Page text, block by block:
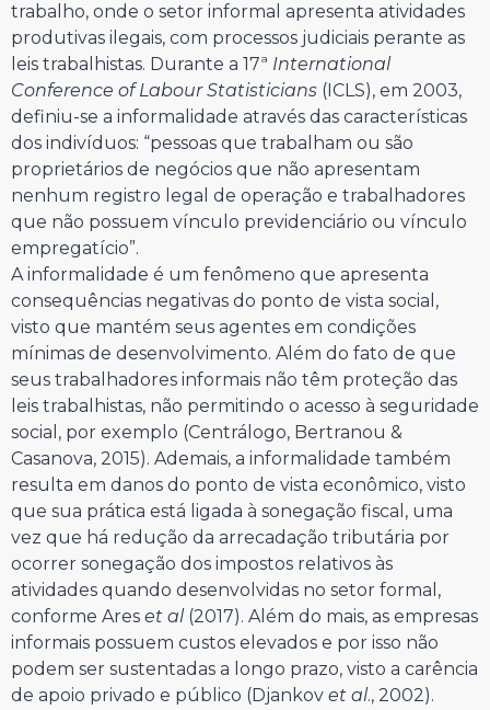
trabalho, onde o setor informal apresenta atividades
produtivas ilegais, com processos judiciais perante as
leis trabalhistas. Durante a 17ª International
Conference of Labour Statisticians (ICLS), em 2003,
definiu-se a informalidade através das características
dos indivíduos: “pessoas que trabalham ou são
proprietários de negócios que não apresentam
nenhum registro legal de operação e trabalhadores
que não possuem vínculo previdenciário ou vínculo
empregatício”.
A informalidade é um fenômeno que apresenta
consequências negativas do ponto de vista social,
visto que mantém seus agentes em condições
mínimas de desenvolvimento. Além do fato de que
seus trabalhadores informais não têm proteção das
leis trabalhistas, não permitindo o acesso à seguridade
social, por exemplo (Centrálogo, Bertranou &
Casanova, 2015). Ademais, a informalidade também
resulta em danos do ponto de vista econômico, visto
que sua prática está ligada à sonegação fiscal, uma
vez que há redução da arrecadação tributária por
ocorrer sonegação dos impostos relativos às
atividades quando desenvolvidas no setor formal,
conforme Ares et al (2017). Além do mais, as empresas
informais possuem custos elevados e por isso não
podem ser sustentadas a longo prazo, visto a carência
de apoio privado e público (Djankov et al., 2002).